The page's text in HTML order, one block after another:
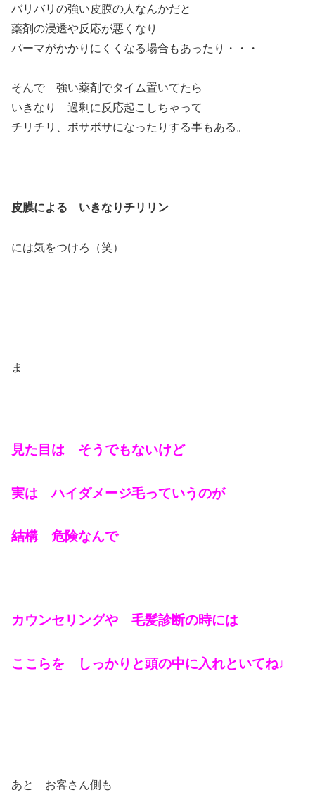
バリバリの強い皮膜の人なんかだと
薬剤の浸透や反応が悪くなり
パーマがかかりにくくなる場合もあったり・・・
そんで 強い薬剤でタイム置いてたら
いきなり 過剰に反応起こしちゃって
チリチリ、ボサボサになったりする事もある。
皮膜による いきなりチリリン
には気をつけろ（笑）
ま
見た目は そうでもないけど
実は ハイダメージ毛っていうのが
結構 危険なんで
カウンセリングや 毛髪診断の時には
ここらを しっかりと頭の中に入れといてね♩
あと お客さん側も